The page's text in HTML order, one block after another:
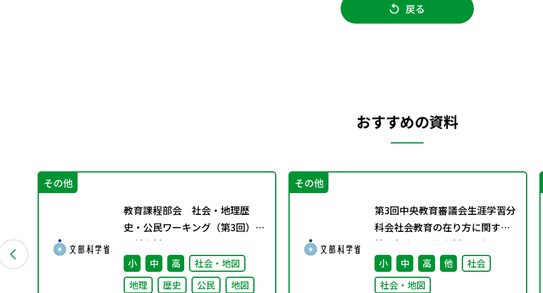
戻る
おすすめの資料
その他
教育課程部会 社会・地理歴
史・公民ワーキング（第3回）
配付資料
小 中 高
社会・地図
地理
歴史 公民 地図
その他
第3回中央教育審議会生涯学習分
科会社会教育の在り方に関する
特別部会の配布資料を更新しま
した
小 中 高 他
社会
社会・地図